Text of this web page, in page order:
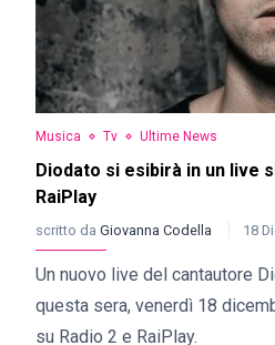
Musica Tv Ultime News
Diodato si esibirà in un live
RaiPlay
scritto da Giovanna Codella 18
Un nuovo live del cantautore
questa sera, venerdì 18
su Radio 2 e RaiPlay.